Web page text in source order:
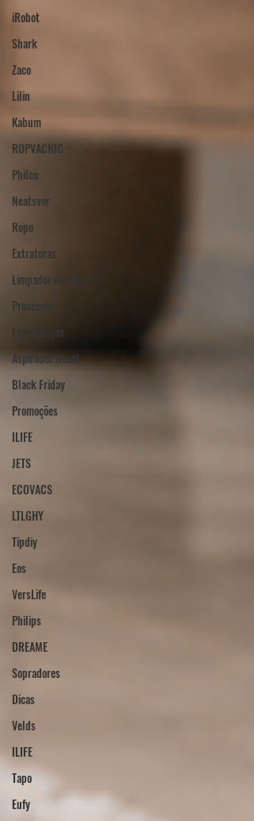
iRobot
Shark
Zaco
Lilin
Kabum
ROPVACNIC
Philco
Neatsvor
Ropo
Extratoras
Limpador de Pisos
Proscenic
Lava-Louças
Aspirador Nasal
Black Friday
Promoções
ILIFE
JETS
ECOVACS
LTLGHY
Tipdiy
Eos
VersLife
Philips
DREAME
Sopradores
Dicas
Velds
ILIFE
Tapo
Eufy